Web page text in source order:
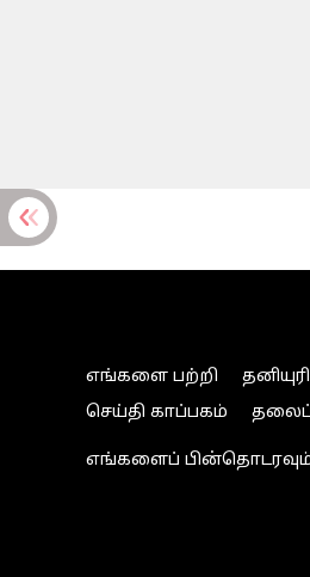
எங்களை பற்றி
செய்தி காப்பகம்
எங்களைப்